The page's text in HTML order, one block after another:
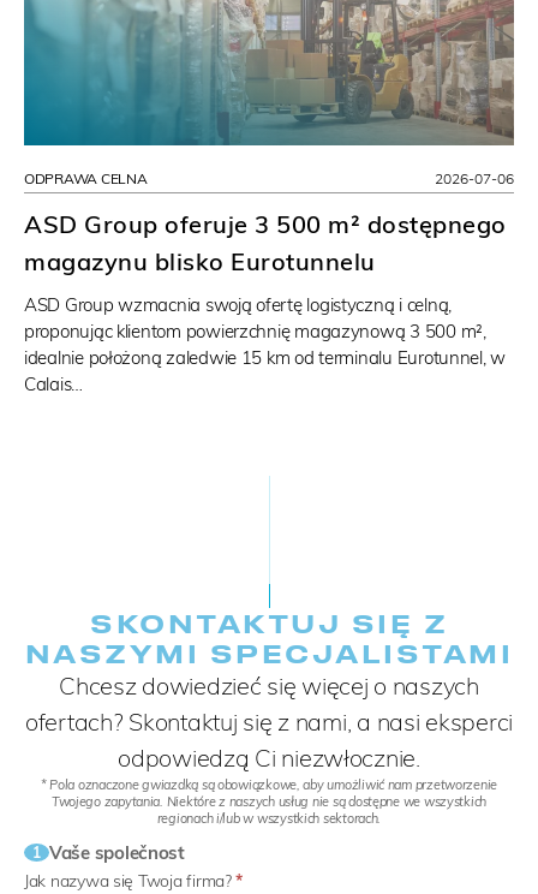
ODPRAWA CELNA
ASD Group oferuje 3 500 m² dostępnego
magazynu blisko Eurotunnelu
ASD Group wzmacnia swoją ofertę logistyczną i celną,
proponując klientom powierzchnię magazynową 3 500 m²,
idealnie położoną zaledwie 15 km od terminalu Eurotunnel, w
Calais…
2026-07-06
SKONTAKTUJ SIĘ Z
NASZYMI SPECJALISTAMI
Chcesz dowiedzieć się więcej o naszych
ofertach? Skontaktuj się z nami, a nasi eksperci
odpowiedzą Ci niezwłocznie.
* Pola oznaczone gwiazdką są obowiązkowe, aby umożliwić nam przetworzenie
Twojego zapytania. Niektóre z naszych usług nie są dostępne we wszystkich
regionach i/lub w wszystkich sektorach.
1 Vaše společnost
Jak nazywa się Twoja firma?*